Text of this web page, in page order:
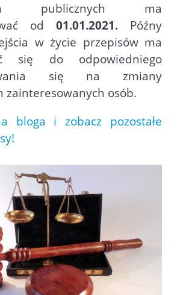
publicznych ma
od01.01.2021. Późny
w życie przepisów ma
się do odpowiedniego
się na zmiany
zainteresowanych osób.
bloga i zobacz pozostałe